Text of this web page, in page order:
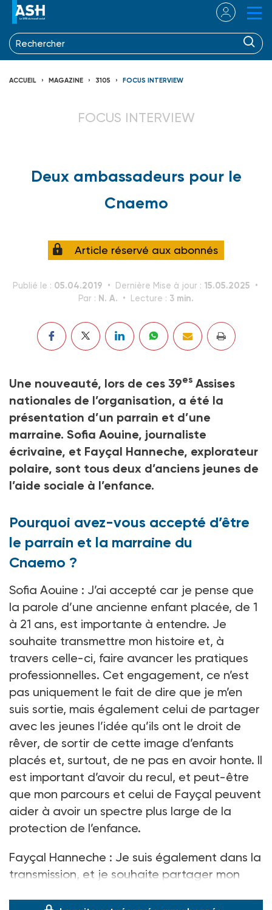
ACCUEIL MAGAZINE 3105 FOCUS INTERVIEW
FOCUS INTERVIEW
Deux ambassadeurs pour le
Cnaemo
Article réservé aux abonnés
Publié le : 05.04.2019 Dernière Mise à jour : 15.05.2025
Par : N. A. Lecture : 3 min.
Une nouveauté, lors de ces 39es Assises
nationales de l’organisation, a été la
présentation d’un parrain et d’une
marraine. Sofia Aouine, journaliste
écrivaine, et Fayçal Hanneche, explorateur
polaire, sont tous deux d’anciens jeunes de
l’aide sociale à l’enfance.
Pourquoi avez-vous accepté d’être
le parrain et la marraine du
Cnaemo ?
Sofia Aouine : J’ai accepté car je pense que
la parole d’une ancienne enfant placée, de 1
à 21 ans, est importante à entendre. Je
souhaite transmettre mon histoire et, à
travers celle-ci, faire avancer les pratiques
professionnelles. Cet engagement, ce n’est
pas uniquement le fait de dire que je m’en
suis sortie, mais également celui de partager
avec les jeunes l’idée qu’ils ont le droit de
rêver, de sortir de cette image d’enfants
placés et, surtout, de ne pas en avoir honte. Il
est important d’avoir du recul, et peut-être
que mon parcours et celui de Fayçal peuvent
aider à avoir un spectre plus large de la
protection de l’enfance.
Fayçal Hanneche : Je suis également dans la
transmission, et je souhaite partager mon